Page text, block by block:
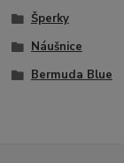
Šperky
Náušnice
Bermuda Blue